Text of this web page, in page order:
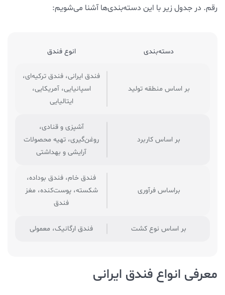
رقم. در جدول زیر با این دسته‌بندی‌ها آشنا می‌شویم:
دسته‌بندی انوع فندق
بر اساس منطقه تولید
فندق ایرانی، فندق ترکیه‌ای،
اسپانیایی، آمریکایی،
ایتالیایی
بر اساس کاربرد
آشپزی و قنادی،
روغن‌گیری، تهیه محصولات
آرایشی و بهداشتی
براساس فرآوری
فندق خام، فندق بوداده،
شکسته، پوست‌کنده، مغز
فندق
بر اساس نوع کشت فندق ارگانیک، معمولی
معرفی انواع فندق ایرانی